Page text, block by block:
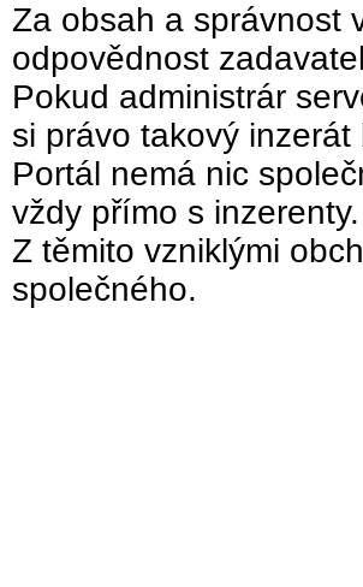
Za obsah a správnost
odpovědnost
Pokud administrár
si právo takový
Portál nemá nic
vždy přímo s inzerenty.
Z těmito vzniklými
společného.